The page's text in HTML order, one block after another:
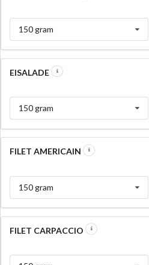
150 gram
EISALADE
150 gram
FILET AMERICAIN
150 gram
FILET CARPACCIO